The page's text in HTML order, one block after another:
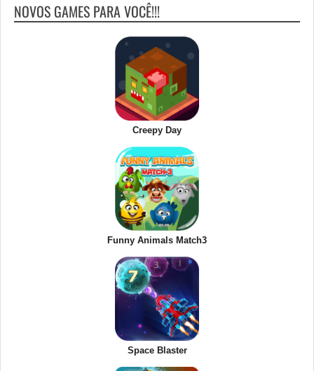
NOVOS GAMES PARA VOCÊ!!!
Creepy Day
Funny Animals Match3
Space Blaster